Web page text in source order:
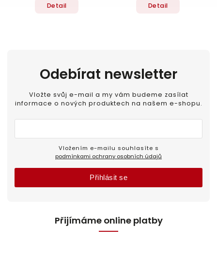
Detail Detail
Odebírat newsletter
Vložte svůj e-mail a my vám budeme zasílat
informace o nových produktech na našem e-shopu.
podmínkami ochrany osobních údajů
Přihlásit se
Přijímáme online platby